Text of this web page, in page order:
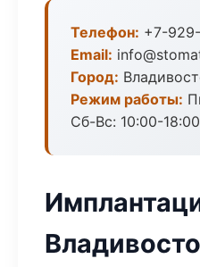
Телефон: +7-
Email:
Город:
Режим работы:
Сб-Вс: 10:00-18:00